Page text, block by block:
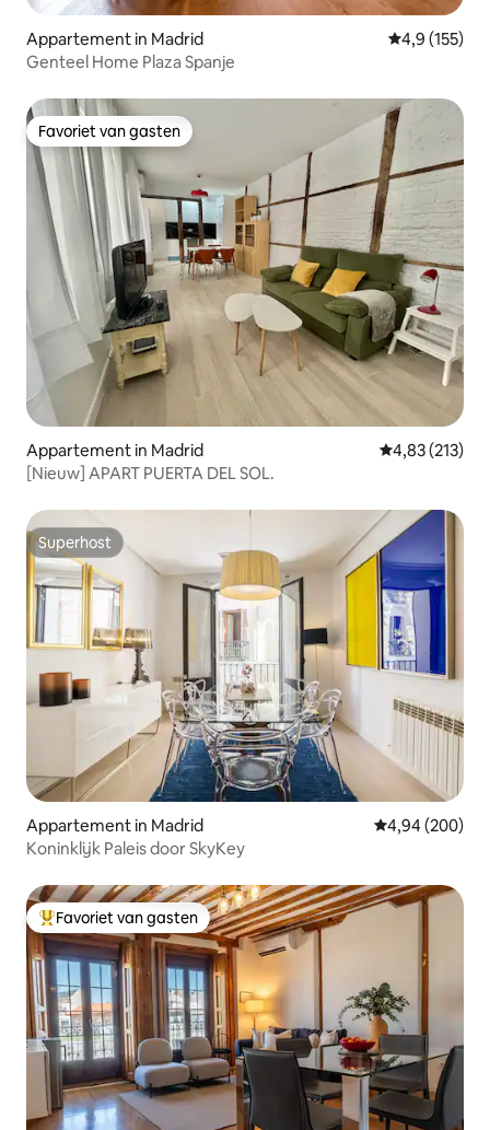
Appartement in Madrid Gemiddelde
4,9 (155)
Genteel Home Plaza Spanje
Favoriet van gasten
Favoriet van gasten
Appartement in Madrid Gemiddelde
4,83 (213)
[Nieuw] APART PUERTA DEL SOL.
Superhost
Superhost
Appartement in Madrid Gemiddelde
4,94 (200)
Koninklijk Paleis door SkyKey
Topfavoriet van gasten
Favoriet van gasten